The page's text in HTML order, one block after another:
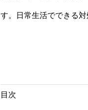
す。日常生活でできる
目次